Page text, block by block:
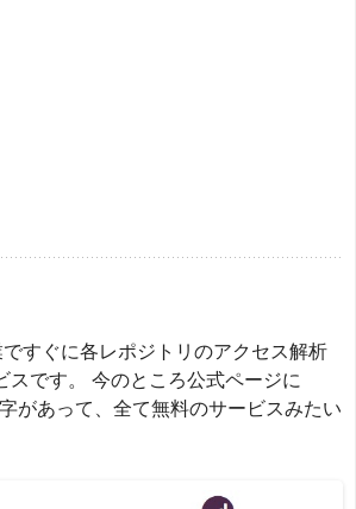
すぐに各レポジトリのアクセス解析
スです。 今のところ公式ページに
があって、全て無料のサービスみたい